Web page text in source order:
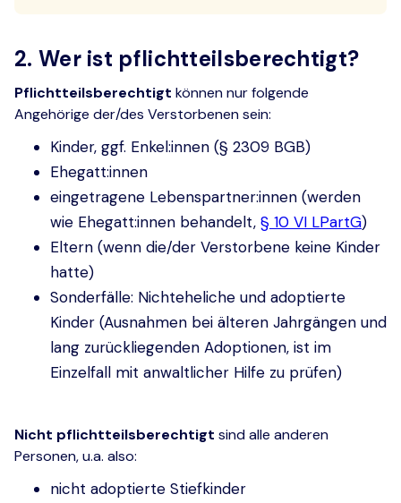
2. Wer ist pflichtteilsberechtigt?
Pflichtteilsberechtigt können nur folgende
Angehörige der/des Verstorbenen sein:
Kinder, ggf. Enkel:innen (§ 2309 BGB)
Ehegatt:innen
eingetragene Lebenspartner:innen (werden
wie Ehegatt:innen behandelt, § 10 VI LPartG)
Eltern (wenn die/der Verstorbene keine Kinder
hatte)
Sonderfälle: Nichteheliche und adoptierte
Kinder (Ausnahmen bei älteren Jahrgängen und
lang zurückliegenden Adoptionen, ist im
Einzelfall mit anwaltlicher Hilfe zu prüfen)
Nicht pflichtteilsberechtigt sind alle anderen
Personen, u.a. also:
nicht adoptierte Stiefkinder